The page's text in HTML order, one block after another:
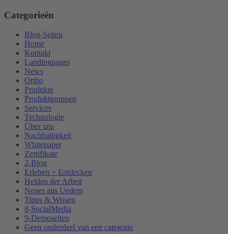
Categorieën
Blog-Seiten
Home
Kontakt
Landingpages
News
Ortho
Produkte
Produktgruppen
Services
Technologie
Über uns
Nachhaltigkeit
Whitepaper
Zertifikate
2-Blog
Erleben + Entdecken
Helden der Arbeit
Neues aus Uedem
Tipps & Wissen
8-SocialMedia
9-Demoseiten
Geen onderdeel van een categorie